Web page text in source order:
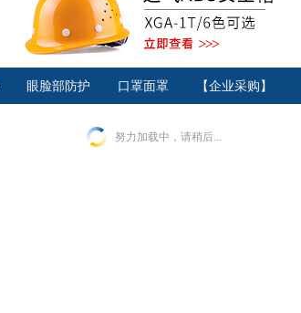
眼脸部防护 口罩面罩 【企业采购】
努力加载中，请稍后...